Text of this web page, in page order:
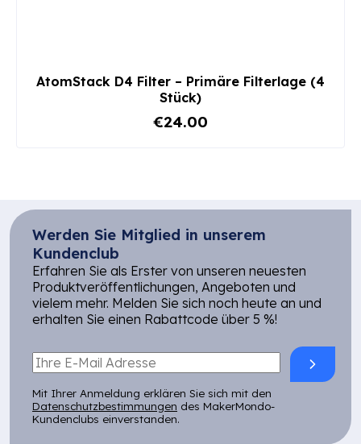
AtomStack D4 Filter – Primäre Filterlage (4
Stück)
€24.00
Werden Sie Mitglied in unserem
Kundenclub
Erfahren Sie als Erster von unseren neuesten
Produktveröffentlichungen, Angeboten und
vielem mehr. Melden Sie sich noch heute an und
erhalten Sie einen Rabattcode über 5 %!
Mit Ihrer Anmeldung erklären Sie sich mit den
Datenschutzbestimmungen des MakerMondo-
Kundenclubs einverstanden.